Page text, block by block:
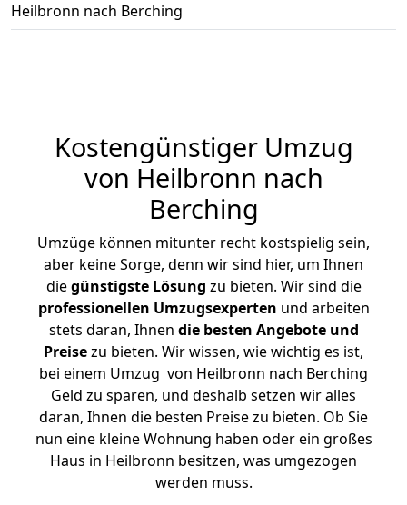
Heilbronn nach Berching
Kostengünstiger Umzug
von Heilbronn nach
Berching
Umzüge können mitunter recht kostspielig sein,
aber keine Sorge, denn wir sind hier, um Ihnen
diegünstigste Lösung zu bieten. Wir sind die
professionellen Umzugsexperten und arbeiten
stets daran, Ihnen die besten Angebote und
Preisezu bieten. Wir wissen, wie wichtig es ist,
bei einem Umzug von Heilbronn nach Berching
Geld zu sparen, und deshalb setzen wir alles
daran, Ihnen die besten Preise zu bieten. Ob Sie
nun eine kleine Wohnung haben oder ein großes
Haus in Heilbronn besitzen, was umgezogen
werden muss.